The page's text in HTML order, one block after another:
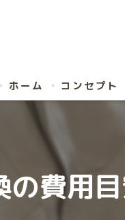
ホーム コンセプト
の費用